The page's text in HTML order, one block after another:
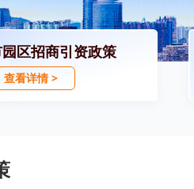
区招商引资政策
查看详情 >